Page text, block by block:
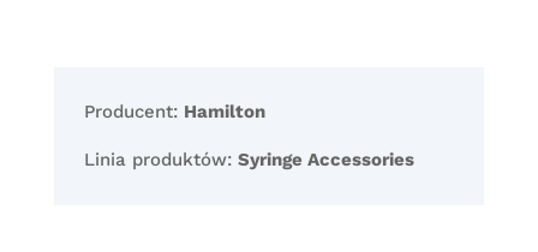
Producent: Hamilton
Linia produktów: Syringe Accessories